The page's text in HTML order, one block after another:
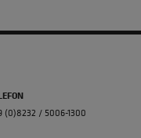
(0)8232 / 5006-1300